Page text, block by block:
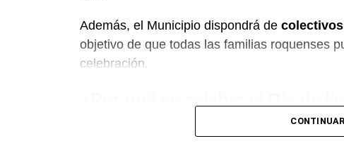
Además, el Municipio dispondrá de
objetivo de que todas las familias roquenses
celebración.
La conmemoración tiene su origen en una